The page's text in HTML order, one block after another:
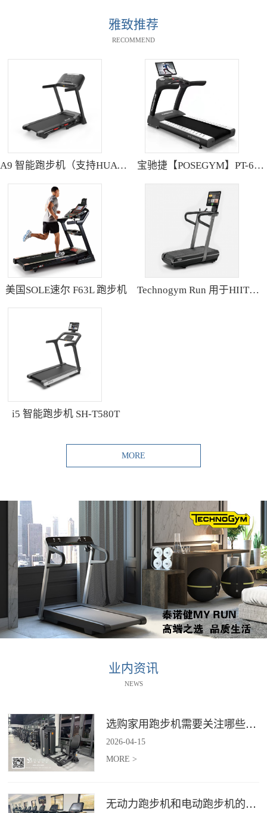
雅致推荐
RECOMMEND
A9 智能跑步机（支持HUAWEI HiLink） SH-T9119P 宝驰捷【POSEGYM】PT-6600Q高清大型触摸屏跑步机静音减震
美国SOLE速尔 F63L 跑步机 Technogym Run 用于HIIT训练的跑步机
i5 智能跑步机 SH-T580T
MORE
业内资讯
NEWS
选购家用跑步机需要关注哪些核心参数？
2026-04-15
MORE >
无动力跑步机和电动跑步机的区别是什么？